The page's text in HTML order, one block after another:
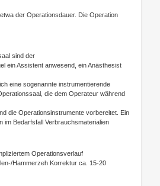
der Operationsdauer. Die Operation
sind der
ein Assistent anwesend, ein Anästhesist
eine sogenannte instrumentierende
die dem Operateur während
die Operationsinstrumente vorbereitet. Ein
im Bedarfsfall Verbrauchsmaterialien
Operationsverlauf
Hammerzeh Korrektur ca. 15-20